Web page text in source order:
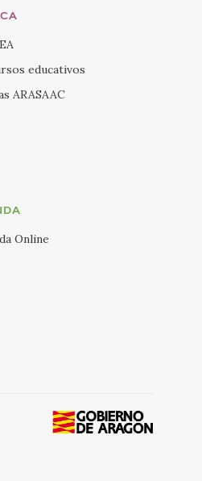
Online
educativos
ARASAAC